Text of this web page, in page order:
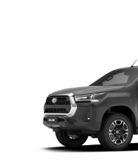
TRANSPORTE DE CARGAS
EDUCAÇÃO
TECNOLOGIA
OUTROS